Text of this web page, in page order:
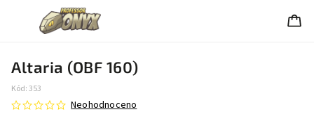
Altaria (OBF 160)
Kód:353
Neohodnoceno